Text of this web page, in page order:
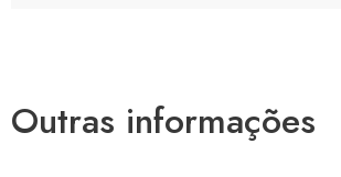
Outras informações